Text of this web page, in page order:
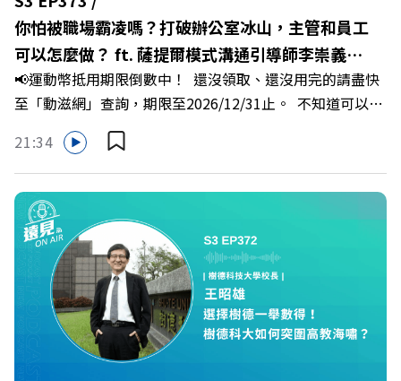
遠見雜誌副社長兼遠見智庫總編輯 李建興 與談人／嘉義縣
縣長 翁章梁、立法委員 蔡易餘、財信傳媒集團董事長 謝金
河、紙風車劇團創辦人 李永豐、嘉義縣人力發展所所長 許
喻理+++++🎂歡慶遠見40歲生日！手速搶下破天荒的獨家
優惠>>>https://gvmkt.pse.is/9e5pbz✨關注《遠見》更多
的社群：LINE：https://reurl.cc/A4ELQpIG：
https://bit.ly/3AjBWNVYT：https://bit.ly/38jNi9k
你怕被職場霸凌嗎？打破辦公室冰山，主管和員工
可以怎麼做？ ft. 薩提爾模式溝通引導師李崇義、
謝佳芸
📢運動幣抵用期限倒數中！ 還沒領取、還沒用完的請盡快
至「動滋網」查詢，期限至2026/12/31止。 不知道可以在
哪裡使用嗎？ 上「動滋網」【合作店家】專區，全台五千
多家合作業者任你選，馬上來找適用地點！ ➡️
https://fstry.pse.is/9epct2 —— 以上為 FMTaiwan 與
Firstory Podcast 廣告 —— 你常在職場中感到焦慮、害怕
犯錯，甚至覺得自己正遭受不友善的對待或霸凌嗎？當工作
中的人際摩擦、怕輸怕失敗的緊繃感成為日常，我們不能只
是委屈討好或一味逃避，更需要學會看透人際互動底層的
「職場冰山」。 本集《遠見 ON AIR》邀請到薩提爾模式溝
通引導師、天下文化新書《透視職場冰山》作者李崇義與謝
佳芸老師，帶你透過「冰山理論」拆解職場上的對立與衝
突，學會用「好奇」代替「批判」。即使在變動快速的AI時
21:34